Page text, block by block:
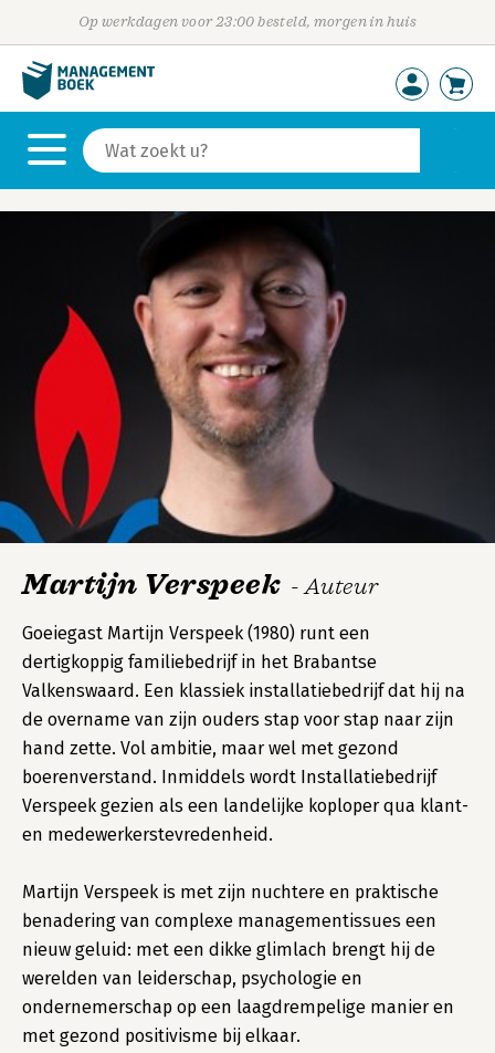
Op werkdagen voor 23:00 besteld, morgen in huis
Martijn Verspeek - Auteur
Goeiegast Martijn Verspeek (1980) runt een
dertigkoppig familiebedrijf in het Brabantse
Valkenswaard. Een klassiek installatiebedrijf dat hij na
de overname van zijn ouders stap voor stap naar zijn
hand zette. Vol ambitie, maar wel met gezond
boerenverstand. Inmiddels wordt Installatiebedrijf
Verspeek gezien als een landelijke koploper qua klant-
en medewerkerstevredenheid.
Martijn Verspeek is met zijn nuchtere en praktische
benadering van complexe managementissues een
nieuw geluid: met een dikke glimlach brengt hij de
werelden van leiderschap, psychologie en
ondernemerschap op een laagdrempelige manier en
met gezond positivisme bij elkaar.